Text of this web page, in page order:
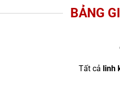
BẢNG
Tất cả linh